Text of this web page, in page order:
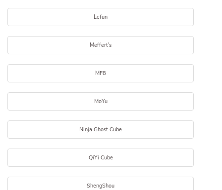
Lefun
Meffert's
MF8
MoYu
Ninja Ghost Cube
QiYi Cube
ShengShou